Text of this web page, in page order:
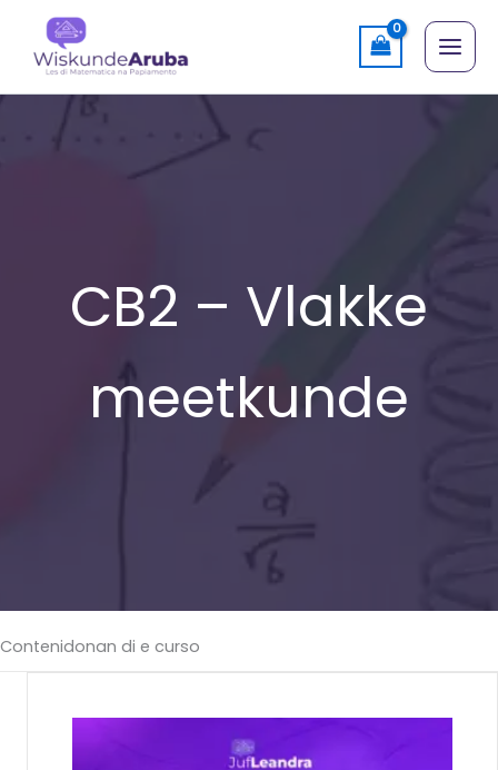
content
CB2 – Vlakke
meetkunde
Contenidonan di e curso